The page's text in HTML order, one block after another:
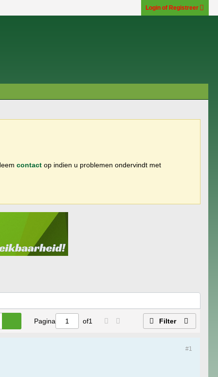
Login of Registreer
contact op indien u problemen ondervindt met
Pagina of1 Filter
#1